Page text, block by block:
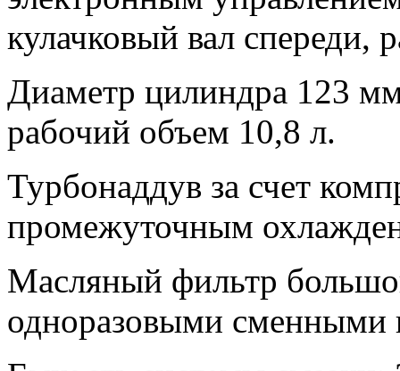
кулачковый вал спереди,
Диаметр цилиндра 123
рабочий объем 10,8 л.
Турбонаддув за счет
промежуточным
Масляный фильтр
одноразовыми сменными